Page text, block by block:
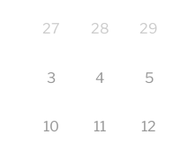
27 28 29
3 4 5
10 11 12